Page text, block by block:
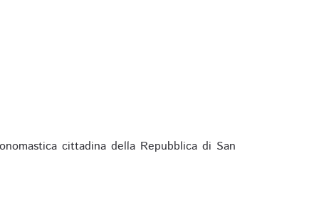
cittadina della Repubblica di San